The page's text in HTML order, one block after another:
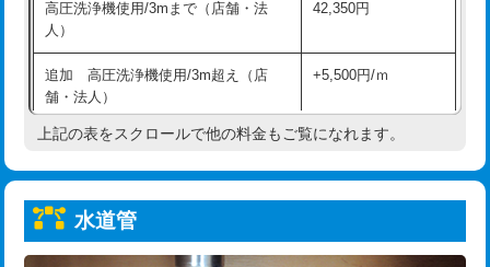
給水管工事※（土の掘削・埋め戻し作
業)
11,000円
給水管工事※（塩ビ管（VP・HI）使
用/3ｍまで)
33,000円
給水管工事※（塩ビ管（VP・HI）使
+8,800円
給水管工事※（ライニング鋼管・銅
管・ポリ管・HT管使用/3ｍまで)
高圧洗浄機使用/3mまで（店舗・法
人）
42,350円
追加 高圧洗浄機使用/3m超え（店
舗・法人）
+5,500円/ｍ
高度高圧洗浄換 現地調査
トーラー機使用/3mまで
上記の表をスクロールで他の料金もご覧になれます。
水道管